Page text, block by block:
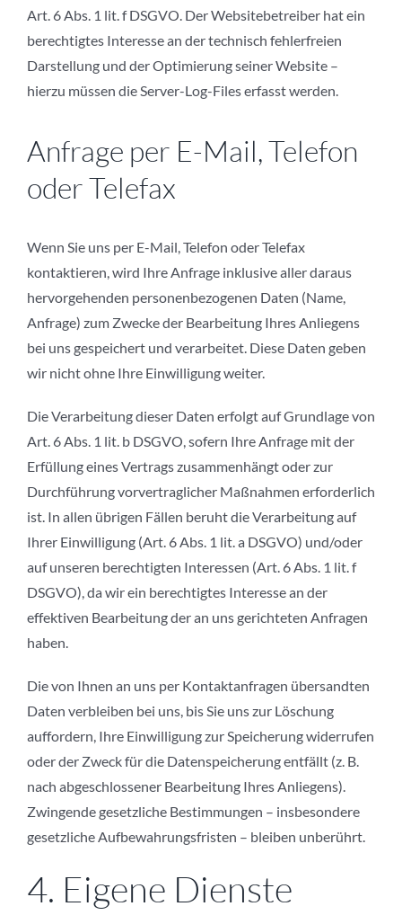
Art. 6 Abs. 1 lit. f DSGVO. Der Websitebetreiber hat ein
berechtigtes Interesse an der technisch fehlerfreien
Darstellung und der Optimierung seiner Website –
hierzu müssen die Server-Log-Files erfasst werden.
Anfrage per E-Mail, Telefon
oder Telefax
Wenn Sie uns per E-Mail, Telefon oder Telefax
kontaktieren, wird Ihre Anfrage inklusive aller daraus
hervorgehenden personenbezogenen Daten (Name,
Anfrage) zum Zwecke der Bearbeitung Ihres Anliegens
bei uns gespeichert und verarbeitet. Diese Daten geben
wir nicht ohne Ihre Einwilligung weiter.
Die Verarbeitung dieser Daten erfolgt auf Grundlage von
Art. 6 Abs. 1 lit. b DSGVO, sofern Ihre Anfrage mit der
Erfüllung eines Vertrags zusammenhängt oder zur
Durchführung vorvertraglicher Maßnahmen erforderlich
ist. In allen übrigen Fällen beruht die Verarbeitung auf
Ihrer Einwilligung (Art. 6 Abs. 1 lit. a DSGVO) und/oder
auf unseren berechtigten Interessen (Art. 6 Abs. 1 lit. f
DSGVO), da wir ein berechtigtes Interesse an der
effektiven Bearbeitung der an uns gerichteten Anfragen
haben.
Die von Ihnen an uns per Kontaktanfragen übersandten
Daten verbleiben bei uns, bis Sie uns zur Löschung
auffordern, Ihre Einwilligung zur Speicherung widerrufen
oder der Zweck für die Datenspeicherung entfällt (z. B.
nach abgeschlossener Bearbeitung Ihres Anliegens).
Zwingende gesetzliche Bestimmungen – insbesondere
gesetzliche Aufbewahrungsfristen – bleiben unberührt.
4. Eigene Dienste